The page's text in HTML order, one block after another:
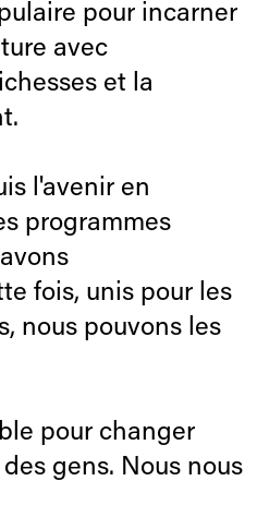
pour incarner
avec
et la
l'avenir en
programmes
fois, unis pour les
nous pouvons les
pour changer
gens. Nous nous